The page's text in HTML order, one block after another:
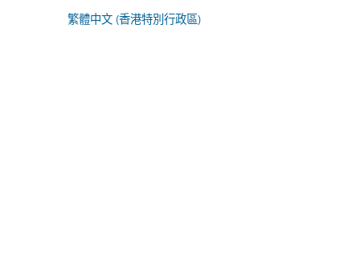
繁體中文 (香港特別行政區)